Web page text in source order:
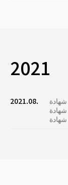
2021
2021.08.